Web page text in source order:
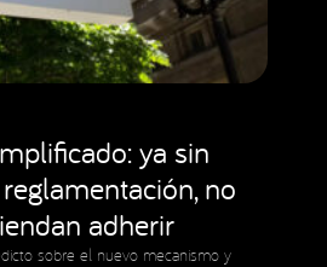
ya sin
no
adherir
sobre el nuevo mecanismo y